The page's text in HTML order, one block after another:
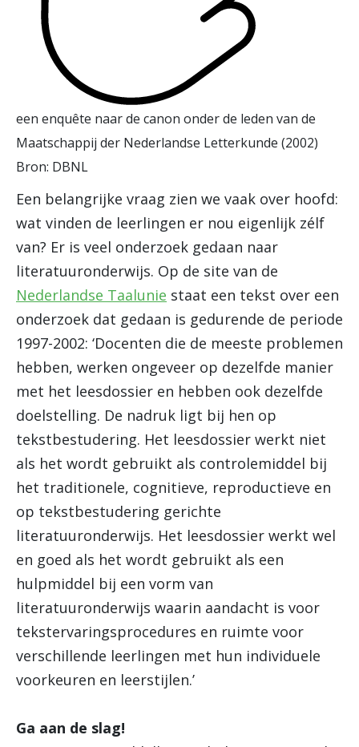
een enquête naar de canon onder de leden van de
Maatschappij der Nederlandse Letterkunde (2002)
Bron: DBNL
Een belangrijke vraag zien we vaak over hoofd:
wat vinden de leerlingen er nou eigenlijk zélf
van? Er is veel onderzoek gedaan naar
literatuuronderwijs. Op de site van de
Nederlandse Taalunie staat een tekst over een
onderzoek dat gedaan is gedurende de periode
1997-2002: ‘Docenten die de meeste problemen
hebben, werken ongeveer op dezelfde manier
met het leesdossier en hebben ook dezelfde
doelstelling. De nadruk ligt bij hen op
tekstbestudering. Het leesdossier werkt niet
als het wordt gebruikt als controlemiddel bij
het traditionele, cognitieve, reproductieve en
op tekstbestudering gerichte
literatuuronderwijs. Het leesdossier werkt wel
en goed als het wordt gebruikt als een
hulpmiddel bij een vorm van
literatuuronderwijs waarin aandacht is voor
tekstervaringsprocedures en ruimte voor
verschillende leerlingen met hun individuele
voorkeuren en leerstijlen.’
Ga aan de slag!